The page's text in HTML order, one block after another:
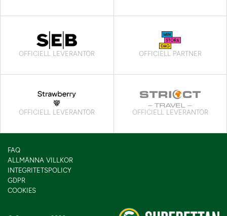
OFFICIELL LEVERANTÖR OFFICIELL PARTNER
OFFICIELL LEVERANTÖR OFFICIELL LEVERANTÖR
FAQ
ALLMÄNNA VILLKOR
INTEGRITETSPOLICY
GDPR
COOKIES